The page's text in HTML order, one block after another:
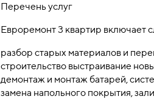
Перечень услуг
Евроремонт 3 квартир
разбор старых материалов и
строительство выстраивание
демонтаж и монтаж батарей,
замена напольного покрытия,